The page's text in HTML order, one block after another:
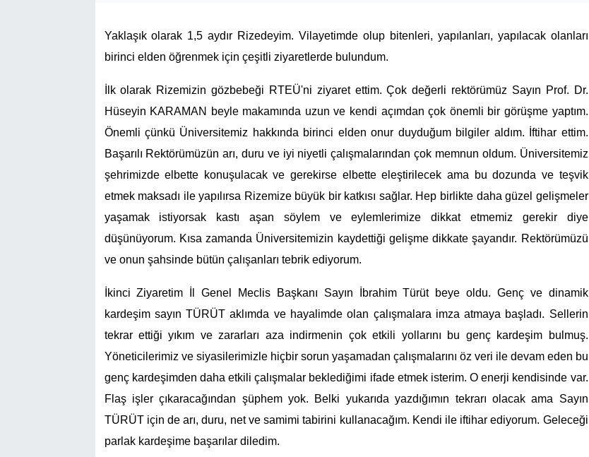
Yaklaşık olarak 1,5 aydır Rizedeyim. Vilayetimde olup bitenleri, yapılanları, yapılacak olanları
birinci elden öğrenmek için çeşitli ziyaretlerde bulundum.
İlk olarak Rizemizin gözbebeği RTEÜ'ni ziyaret ettim. Çok değerli rektörümüz Sayın Prof. Dr.
Hüseyin KARAMAN beyle makamında uzun ve kendi açımdan çok önemli bir görüşme yaptım.
Önemli çünkü Üniversitemiz hakkında birinci elden onur duyduğum bilgiler aldım. İftihar ettim.
Başarılı Rektörümüzün arı, duru ve iyi niyetli çalışmalarından çok memnun oldum. Üniversitemiz
şehrimizde elbette konuşulacak ve gerekirse elbette eleştirilecek ama bu dozunda ve teşvik
etmek maksadı ile yapılırsa Rizemize büyük bir katkısı sağlar. Hep birlikte daha güzel gelişmeler
yaşamak istiyorsak kastı aşan söylem ve eylemlerimize dikkat etmemiz gerekir diye
düşünüyorum. Kısa zamanda Üniversitemizin kaydettiği gelişme dikkate şayandır. Rektörümüzü
ve onun şahsinde bütün çalışanları tebrik ediyorum.
İkinci Ziyaretim İl Genel Meclis Başkanı Sayın İbrahim Türüt beye oldu. Genç ve dinamik
kardeşim sayın TÜRÜT aklımda ve hayalimde olan çalışmalara imza atmaya başladı. Sellerin
tekrar ettiği yıkım ve zararları aza indirmenin çok etkili yollarını bu genç kardeşim bulmuş.
Yöneticilerimiz ve siyasilerimizle hiçbir sorun yaşamadan çalışmalarını öz veri ile devam eden bu
genç kardeşimden daha etkili çalışmalar beklediğimi ifade etmek isterim. O enerji kendisinde var.
Flaş işler çıkaracağından şüphem yok. Belki yukarıda yazdığımın tekrarı olacak ama Sayın
TÜRÜT için de arı, duru, net ve samimi tabirini kullanacağım. Kendi ile iftihar ediyorum. Geleceği
parlak kardeşime başarılar diledim.